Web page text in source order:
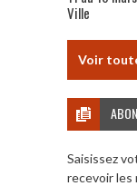
Ville
Voir
Saisissez
recevoir les